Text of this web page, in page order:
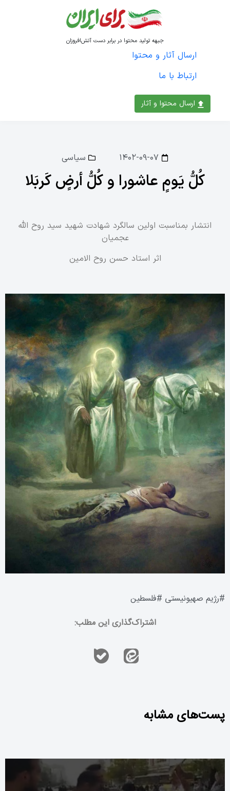
ارسال محتوا و آثار
جبهه تولید محتوا در برابر دست آتش‌افروزان
ارسال آثار و محتوا
ارتباط با ما
۱۴۰۲-۰۹-۰۷ سیاسی
کُلُّ یَومٍ عاشورا و کُلُّ أرضٍ کَربَلا
انتشار بمناسبت اولین سالگرد شهادت شهید سید روح الله
عجمیان
اثر استاد حسن روح الامین
#رژیم صهیونیستی #فلسطین
اشتراک‌گذاری این مطلب:
پست‌های مشابه